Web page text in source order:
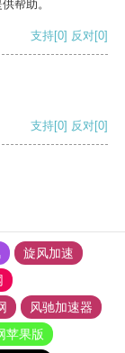
帮助。
支持[0] 反对[0]
支持[0] 反对[0]
旋风加速
风驰加速器
苹果版